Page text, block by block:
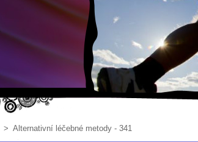
> Alternativní léčebné metody - 341